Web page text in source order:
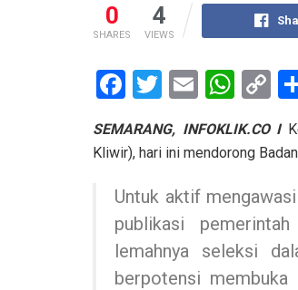
0
SHARES
4
VIEWS
F
ce
b
o
o
k
T
tt
E
ail
W
at
s
A
p
p
C
n
k
SEMARANG, INFOKLIK.CO I
Kliwir), hari ini mendorong
Untuk aktif
publikasi
lemahnya seleksi
berpotensi membuka